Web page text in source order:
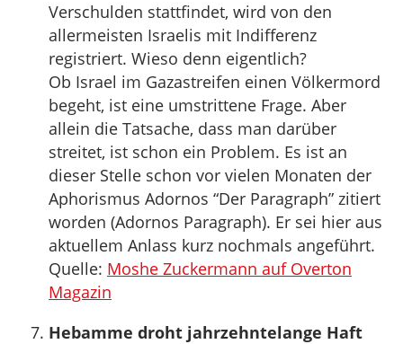
Verschulden stattfindet, wird von den
allermeisten Israelis mit Indifferenz
registriert. Wieso denn eigentlich?
Ob Israel im Gazastreifen einen Völkermord
begeht, ist eine umstrittene Frage. Aber
allein die Tatsache, dass man darüber
streitet, ist schon ein Problem. Es ist an
dieser Stelle schon vor vielen Monaten der
Aphorismus Adornos “Der Paragraph” zitiert
worden (Adornos Paragraph). Er sei hier aus
aktuellem Anlass kurz nochmals angeführt.
Quelle: Moshe Zuckermann auf Overton
Magazin
Hebamme droht jahrzehntelange Haft